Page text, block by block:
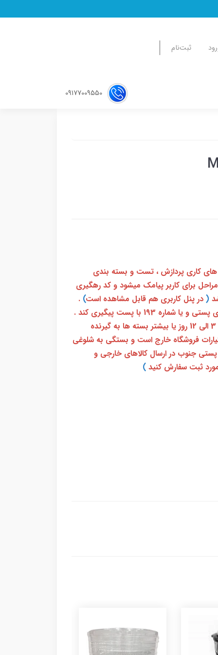
ثبت‌نام
های کاری پردازش ، تست و بسته بندی
برای کاربر پیامک میشود و کد رهگیری
( در پنل کاربری هم قابل مشاهده است)
.
بعد از آن کاربر فقط باید از طریق سامانه رهگیری پستی و یا شماره 193 با پست پیگیری کند .
بعد از دریافت کدرهگیری 24 رقمی معمولا بین 3 الی 12 روز یا بیشتر بسته ها به گیرنده
فروشگاه خارج است و بستگی به شلوغی
جنوب در ارسال کالاهای خارجی و
ثبت سفارش کنید )